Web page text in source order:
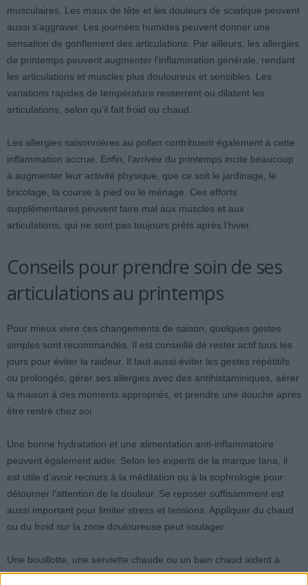
musculaires. Les maux de tête et les douleurs de sciatique peuvent
aussi s’aggraver. Les journées humides peuvent donner une
sensation de gonflement des articulations. Par ailleurs, les allergies
de printemps peuvent augmenter l’inflammation générale, rendant
les articulations et muscles plus douloureux et sensibles. Les
variations rapides de température resserrent ou dilatent les
articulations, selon qu’il fait froid ou chaud.
Les allergies saisonnières au pollen contribuent également à cette
inflammation accrue. Enfin, l’arrivée du printemps incite beaucoup
à augmenter leur activité physique, que ce soit le jardinage, le
bricolage, la course à pied ou le ménage. Ces efforts
supplémentaires peuvent faire mal aux muscles et aux
articulations, qui ne sont pas toujours prêts après l’hiver.
Conseils pour prendre soin de ses
articulations au printemps
Pour mieux vivre ces changements de saison, quelques gestes
simples sont recommandés. Il est conseillé de rester actif tous les
jours pour éviter la raideur. Il faut aussi éviter les gestes répétitifs
ou prolongés, gérer ses allergies avec des antihistaminiques, aérer
la maison à des moments appropriés, et prendre une douche après
être rentré chez soi.
Une bonne hydratation et une alimentation anti-inflammatoire
peuvent également aider. Selon les experts de la marque Iana, il
est utile d’avoir recours à la méditation ou à la sophrologie pour
détourner l’attention de la douleur. Se reposer suffisamment est
aussi important pour limiter stress et tensions. Appliquer du chaud
ou du froid sur la zone douloureuse peut soulager.
Une bouillotte, une serviette chaude ou un bain chaud aident à
dilater les vaisseaux sanguins, favorisant l’afflux de sang et